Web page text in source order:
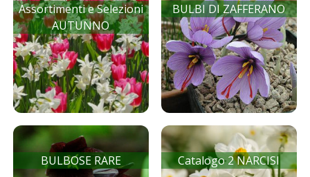
Assortimenti e Selezioni
AUTUNNO
BULBI DI ZAFFERANO
BULBOSE RARE Catalogo 2 NARCISI